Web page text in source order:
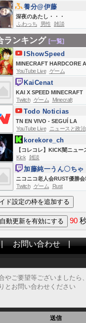
深夜のあたし・・・
養分@伊藤
ふわっち 男性 雑談
ランキング [一覧]
MINECRAFT HARDCORE
BOSSES DAY 2 🍄🔨🧟‍♂️ft.
IShowSpeed
YouTube Live ゲーム
KAI X SPEED MINECRAFT
MARATHON BEATING ALL
BOSSES *HARDCORE*
Warden, Elder Guardian,
Dragon)
KaiCenat
Twitch ゲーム
Minecraft
TN EN VIVO - SEGUÍ LA
TRANSMISIÓN EN VIVO
NOTICIAS
Todo Noticias
YouTube Live
ニュースと政治
【コレコレ】KICK闇ニュー
やSNSトラブル解決【ミラ
禁止】
korekore_ch
Kick 雑談
ニコニコ老人会RUST優勝会
夜の部
加藤純一うん〇ちゃ
ん
Twitch ゲーム Rust
90
お問い合わせ|
送信